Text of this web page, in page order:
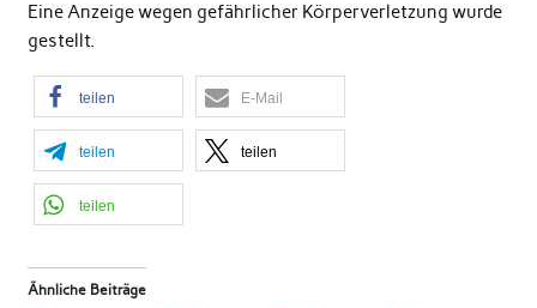
Eine Anzeige wegen gefährlicher Körperverletzung wurde
gestellt.
teilen E-Mail
teilen teilen
teilen
Ähnliche Beiträge